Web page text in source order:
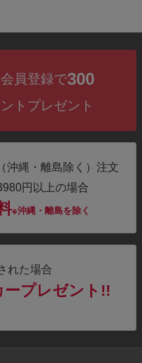
員登録で300
トプレゼント
沖縄・離島除く）注文
円以上の場合
※沖縄・離島を除く
れた場合
プレゼント!!